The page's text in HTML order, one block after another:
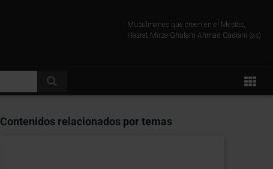
Musulmanes que creen en el Mesías,
Hazrat Mirza Ghulam Ahmad Qadiani (as)
Contenidos relacionados por temas